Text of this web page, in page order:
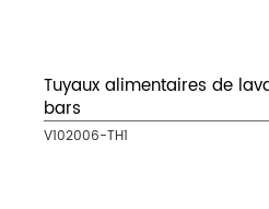
Tuyaux alimentaires de
bars
V102006-TH1